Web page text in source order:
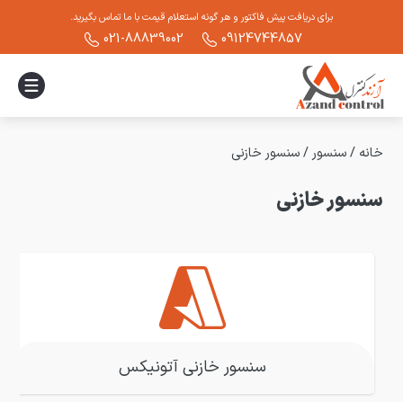
برای دریافت پیش فاکتور و هر گونه استعلام قیمت با ما تماس بگیرید.
09124744857
021-88839002
خانه /سنسور /سنسور خازنی
سنسور خازنی
سنسور خازنی آتونیکس